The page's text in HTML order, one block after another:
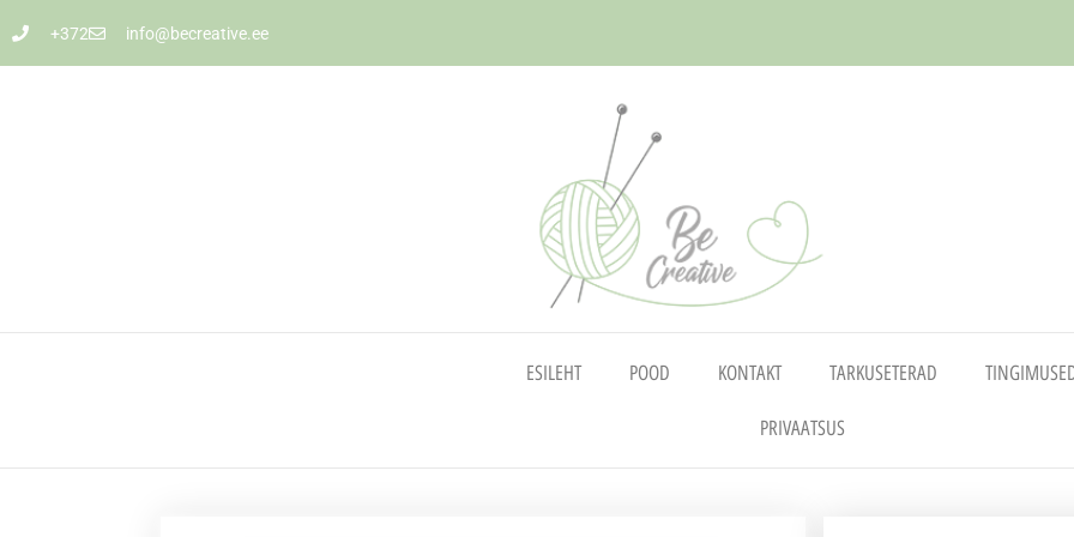
+372 info@becreative.ee
ESILEHT POOD KONTAKT TARKUSETERAD
PRIVAATSUS